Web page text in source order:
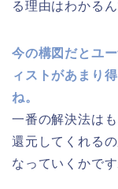
る理由はわかるん
今の構図だとユ
ィストがあまり
ね。
一番の解決法は
還元してくれる
なっていくかです